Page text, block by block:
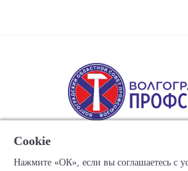
Cookie
Нажмите «ОК», если вы соглашаетесь с